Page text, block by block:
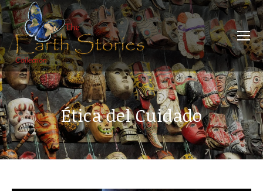
Ética del Cuidado